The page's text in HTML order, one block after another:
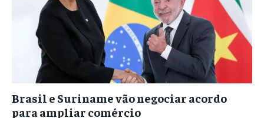
Brasil e Suriname vão negociar acordo
para ampliar comércio